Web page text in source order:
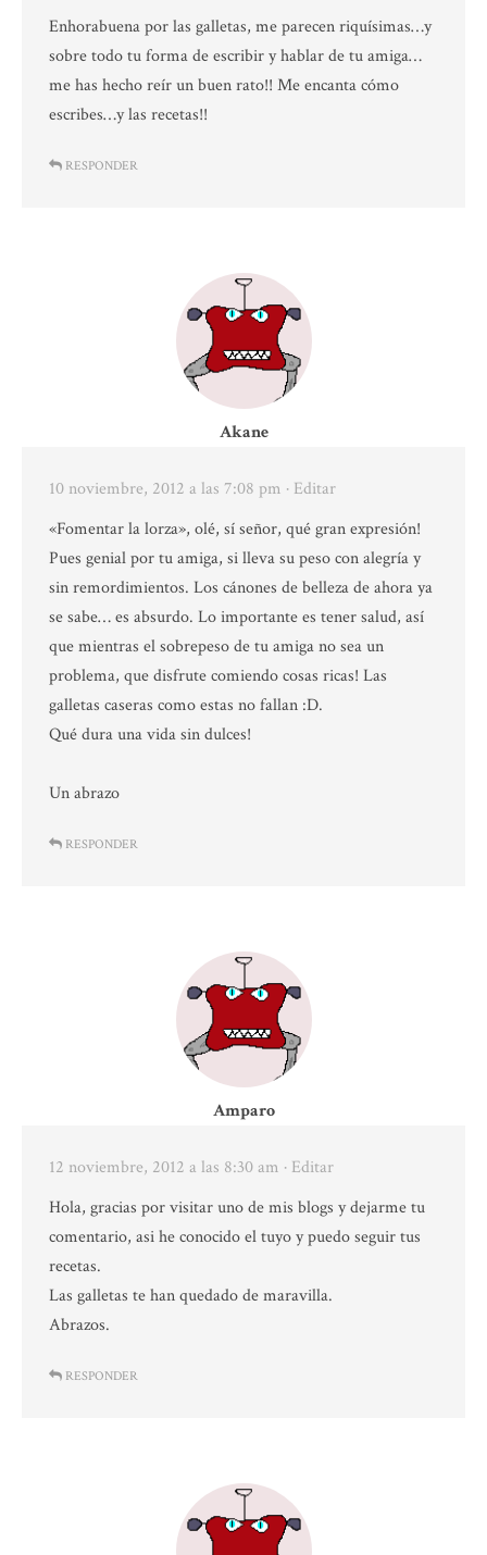
Enhorabuena por las galletas, me parecen riquísimas…y
sobre todo tu forma de escribir y hablar de tu amiga…
me has hecho reír un buen rato!! Me encanta cómo
escribes…y las recetas!!
RESPONDER
Akane
10 noviembre, 2012 a las 7:08 pm · Editar
«Fomentar la lorza», olé, sí señor, qué gran expresión!
Pues genial por tu amiga, si lleva su peso con alegría y
sin remordimientos. Los cánones de belleza de ahora ya
se sabe… es absurdo. Lo importante es tener salud, así
que mientras el sobrepeso de tu amiga no sea un
problema, que disfrute comiendo cosas ricas! Las
galletas caseras como estas no fallan :D.
Qué dura una vida sin dulces!
Un abrazo
RESPONDER
Amparo
12 noviembre, 2012 a las 8:30 am · Editar
Hola, gracias por visitar uno de mis blogs y dejarme tu
comentario, asi he conocido el tuyo y puedo seguir tus
recetas.
Las galletas te han quedado de maravilla.
Abrazos.
RESPONDER